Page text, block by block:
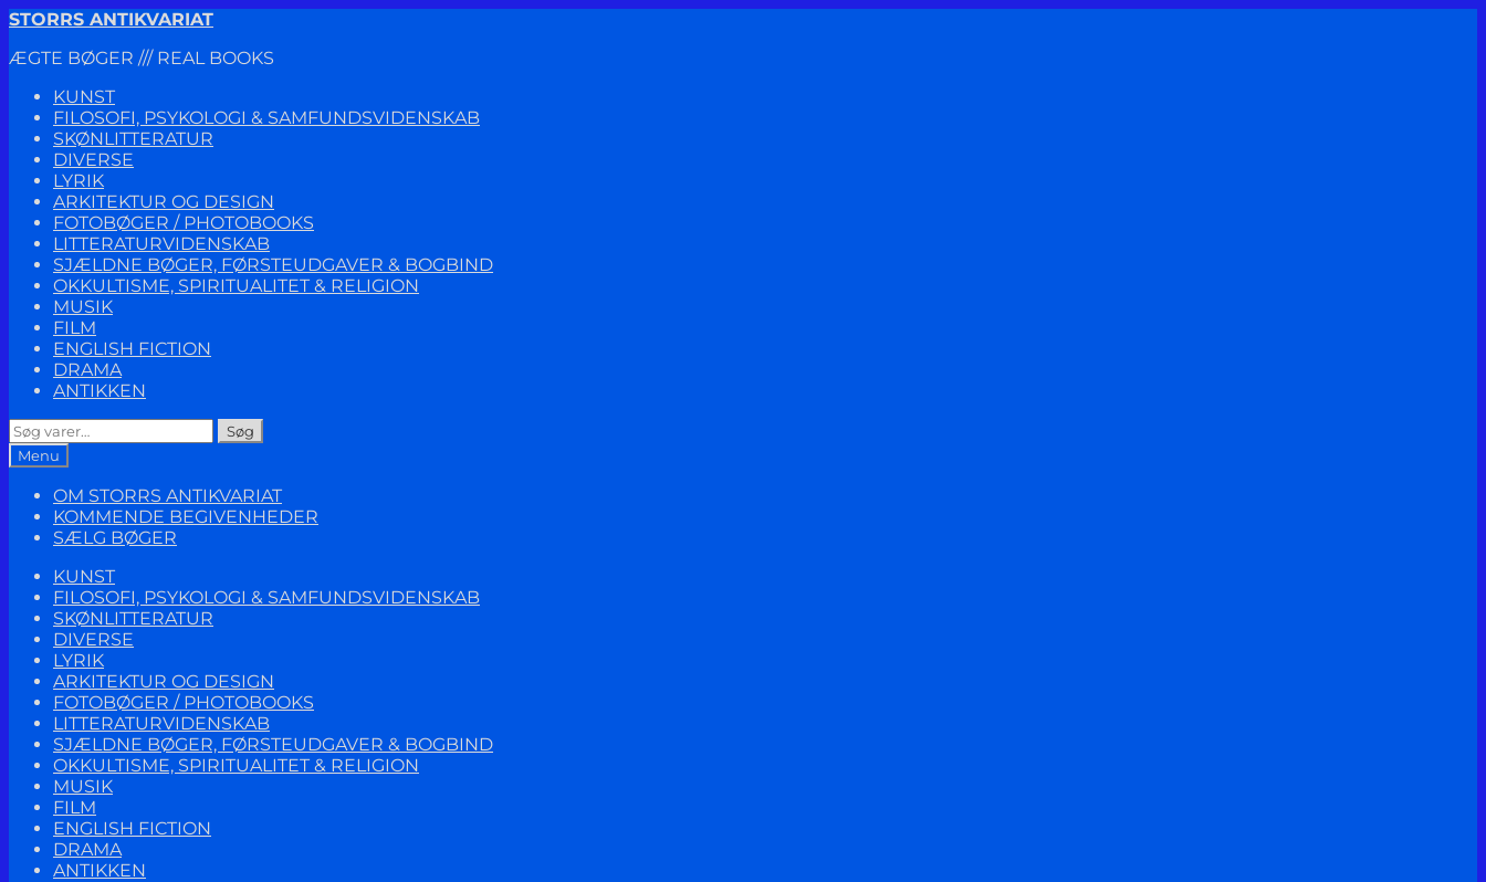
Spring
navigation
Spring
indhold
STORRS ANTIKVARIAT
ÆGTE BØGER /// REAL BOOKS
KUNST
FILOSOFI, PSYKOLOGI & SAMFUNDSVIDENSKAB
SKØNLITTERATUR
DIVERSE
LYRIK
ARKITEKTUR OG DESIGN
FOTOBØGER / PHOTOBOOKS
LITTERATURVIDENSKAB
SJÆLDNE BØGER, FØRSTEUDGAVER & BOGBIND
OKKULTISME, SPIRITUALITET & RELIGION
MUSIK
FILM
ENGLISH FICTION
DRAMA
ANTIKKEN
Søg
efter:
Søg
Menu
OM STORRS ANTIKVARIAT
KOMMENDE BEGIVENHEDER
SÆLG BØGER
KUNST
FILOSOFI, PSYKOLOGI & SAMFUNDSVIDENSKAB
SKØNLITTERATUR
DIVERSE
LYRIK
ARKITEKTUR OG DESIGN
FOTOBØGER / PHOTOBOOKS
LITTERATURVIDENSKAB
SJÆLDNE BØGER, FØRSTEUDGAVER & BOGBIND
OKKULTISME, SPIRITUALITET & RELIGION
MUSIK
FILM
ENGLISH FICTION
DRAMA
ANTIKKEN